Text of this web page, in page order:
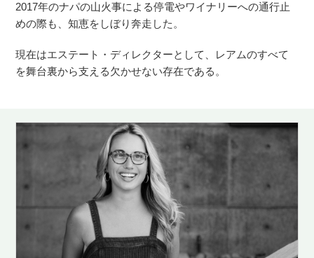
2017年のナパの山火事による停電やワイナリーへの通行止
めの際も、知恵をしぼり奔走した。
現在はエステート・ディレクターとして、レアムのすべて
を舞台裏から支える欠かせない存在である。